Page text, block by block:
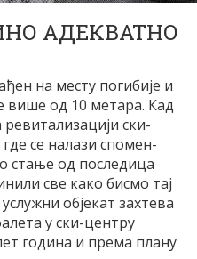
АДЕКВАТНО
на месту погибије и
више од 10 метара. Кад
ски-
се налази спомен-
стање од последица
све како бисмо тај
објекат захтева
у ски-центру
година и према плану